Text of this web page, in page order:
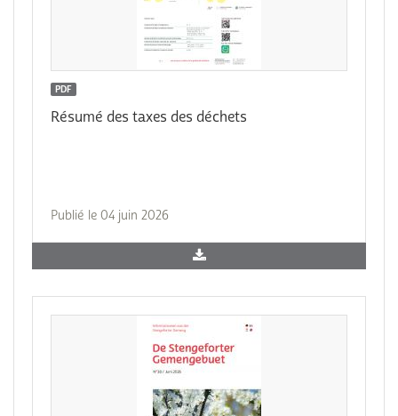
PDF
Résumé des taxes des déchets
Publié le 04 juin 2026